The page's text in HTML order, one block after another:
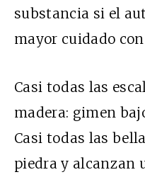
substancia si el
mayor cuidado
Casi todas las
madera: gimen
Casi todas las
piedra y alcanzan